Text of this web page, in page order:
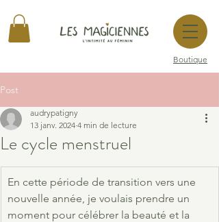
Boutique
Post
Le cycle menstruel
audrypatigny
13 janv. 2024 4 min de lecture
En cette période de transition vers une
nouvelle année, je voulais prendre un
moment pour célébrer la beauté et la